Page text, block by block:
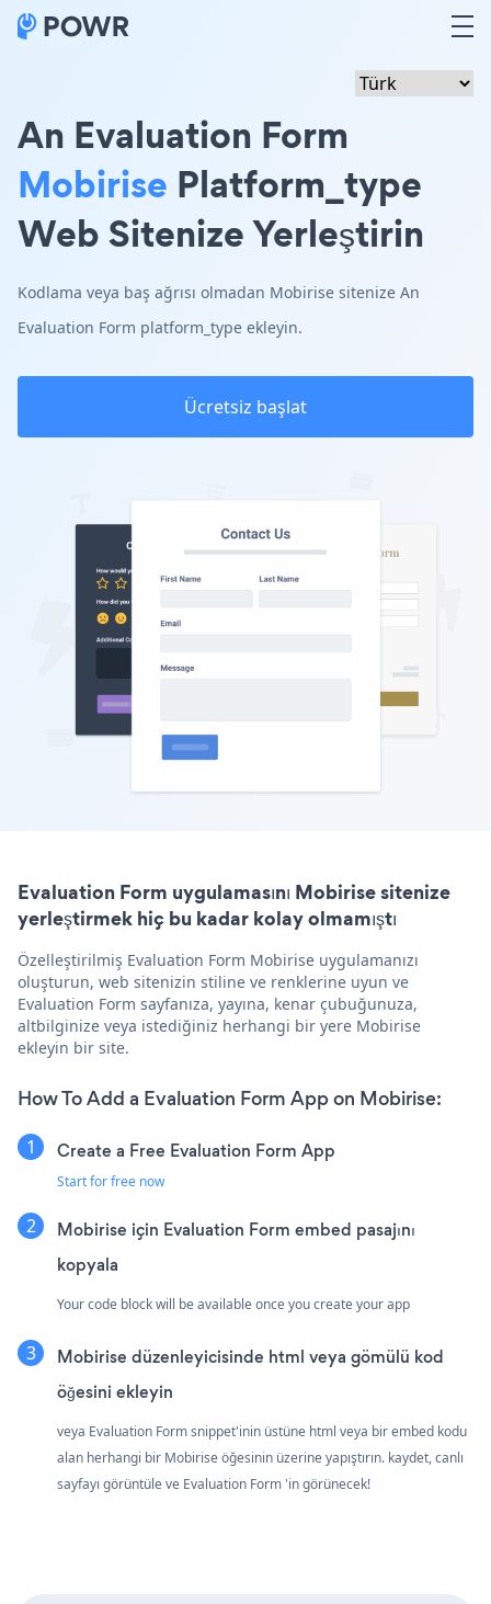
An Evaluation Form
Mobirise Platform_type
Web Sitenize Yerleştirin
Kodlama veya baş ağrısı olmadan Mobirise sitenize An
Evaluation Form platform_type ekleyin.
Ücretsiz başlat
Evaluation Form uygulamasını Mobirise sitenize
yerleştirmek hiç bu kadar kolay olmamıştı
Özelleştirilmiş Evaluation Form Mobirise uygulamanızı
oluşturun, web sitenizin stiline ve renklerine uyun ve
Evaluation Form sayfanıza, yayına, kenar çubuğunuza,
altbilginize veya istediğiniz herhangi bir yere Mobirise
ekleyin bir site.
How To Add a Evaluation Form App on Mobirise:
Create a Free Evaluation Form App
Start for free now
Mobirise için Evaluation Form embed pasajını
kopyala
Your code block will be available once you create your app
Mobirise düzenleyicisinde html veya gömülü kod
öğesini ekleyin
veya Evaluation Form snippet'inin üstüne html veya bir embed kodu
alan herhangi bir Mobirise öğesinin üzerine yapıştırın. kaydet, canlı
sayfayı görüntüle ve Evaluation Form 'in görünecek!